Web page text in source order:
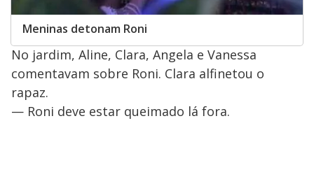
Meninas detonam Roni
No jardim, Aline, Clara, Angela e Vanessa
comentavam sobre Roni. Clara alfinetou o
rapaz.
— Roni deve estar queimado lá fora.